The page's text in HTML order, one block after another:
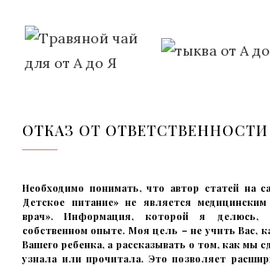
ОТКАЗ ОТ ОТВЕТСТВЕННОСТИ
Необходимо понимать, что автор статей на
Детское питание» не является
врач». Информация, которой я делюсь,
собственном опыте. Моя цель – не учить Вас,
Вашего ребенка, а рассказывать о том, как мы
узнала или прочитала. Это позволяет